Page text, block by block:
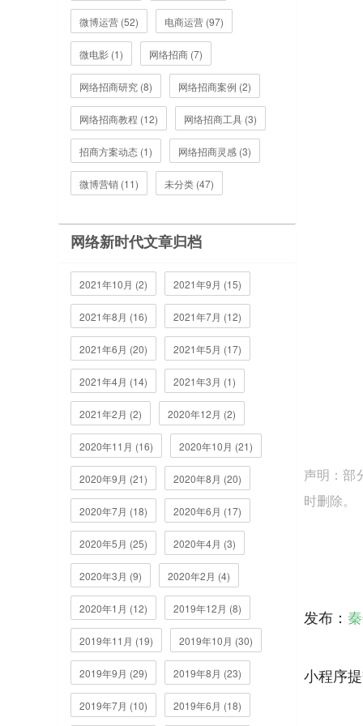
微博运营 (52) 电商运营 (97)
微电影 (1) 网络招商 (7)
网络招商研究 (8) 网络招商案例 (2)
网络招商教程 (12) 网络招商工具 (3)
招商方案动态 (1) 网络招商灵感 (3)
微博营销 (11) 未分类 (47)
网络新时代文章归档
2021年10月 (2) 2021年9月 (15)
2021年8月 (16) 2021年7月 (12)
2021年6月 (20) 2021年5月 (17)
2021年4月 (14) 2021年3月 (1)
2021年2月 (2) 2020年12月 (2)
2020年11月 (16) 2020年10月 (21)
2020年9月 (21) 2020年8月 (20)
2020年7月 (18) 2020年6月 (17)
2020年5月 (25) 2020年4月 (3)
2020年3月 (9) 2020年2月 (4)
2020年1月 (12) 2019年12月 (8)
2019年11月 (19) 2019年10月 (30)
2019年9月 (29) 2019年8月 (23)
2019年7月 (10) 2019年6月 (18)
声明：部
时删除。
发布：
小程序